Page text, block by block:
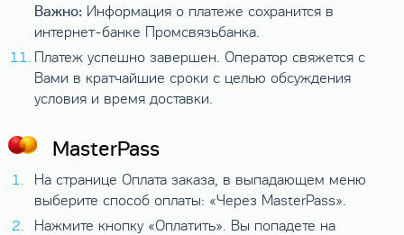
Важно:Информация о платеже сохранится в
интернет-банке Промсвязьбанка.
Платеж успешно завершен. Оператор свяжется с
Вами в кратчайшие сроки с целью обсуждения
условия и время доставки.
MasterPass
На странице Оплата заказа, в выпадающем меню
выберите способ оплаты: «Через MasterPass».
Нажмите кнопку «Оплатить». Вы попадете на